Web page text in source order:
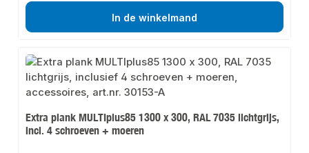
In de winkelmand
Extra plank MULTIplus85 1300 x 300, RAL 7035 lichtgrijs,
incl. 4 schroeven + moeren